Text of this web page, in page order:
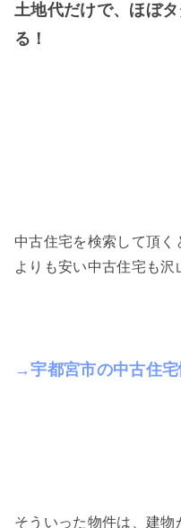
土地代だけで、ほぼ
る！
中古住宅を検索して頂
よりも安い中古住宅も沢
→宇都宮市の中古住宅
そういった物件は、建物